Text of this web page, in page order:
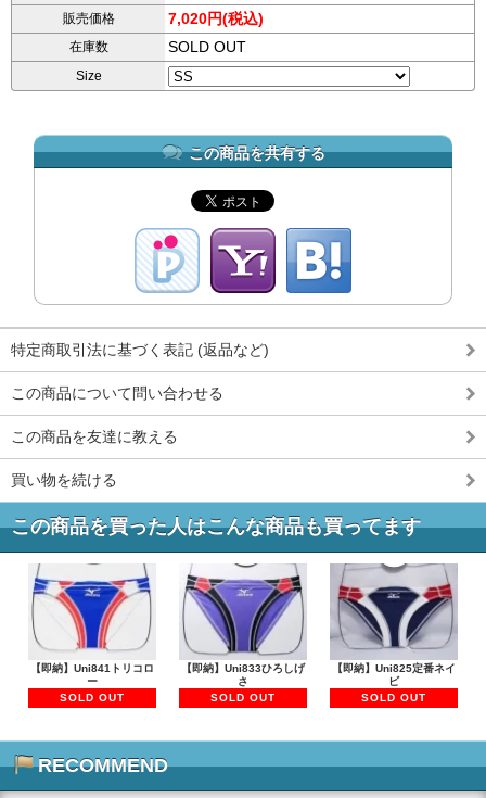
販売価格 7,020円(税込)
在庫数 SOLD OUT
Size
この商品を共有する
特定商取引法に基づく表記 (返品など)
この商品について問い合わせる
この商品を友達に教える
買い物を続ける
この商品を買った人はこんな商品も買ってます
【即納】Uni841トリコロ
ー
SOLD OUT
【即納】Uni833ひろしげ
さ
SOLD OUT
【即納】Uni825定番ネイ
ビ
SOLD OUT
RECOMMEND